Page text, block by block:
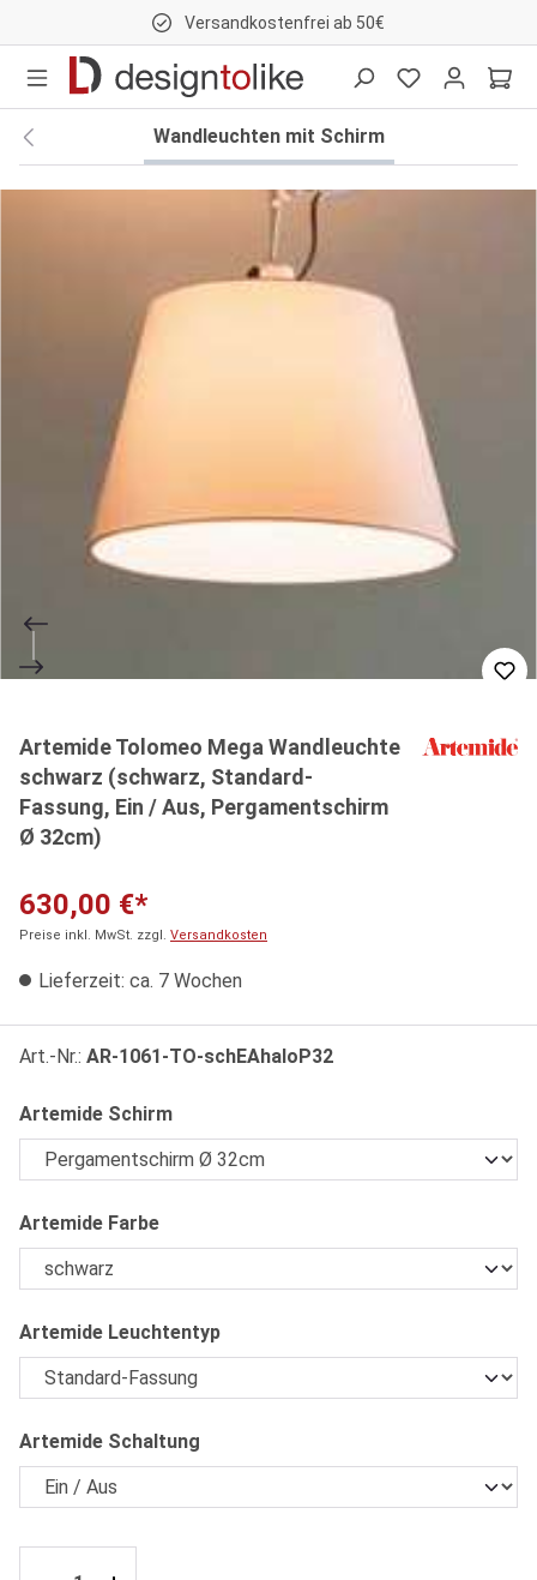
Versandkostenfrei ab 50€
Wandleuchten mit Schirm
Artemide Tolomeo Mega Wandleuchte
schwarz (schwarz, Standard-
Fassung, Ein / Aus, Pergamentschirm
Ø 32cm)
630,00 €*
Preise inkl. MwSt. zzgl. Versandkosten
Lieferzeit: ca. 7 Wochen
Art.-Nr.: AR-1061-TO-schEAhaloP32
Artemide Schirmauswählen
Artemide Farbeauswählen
Artemide Leuchtentypauswählen
Artemide Schaltung